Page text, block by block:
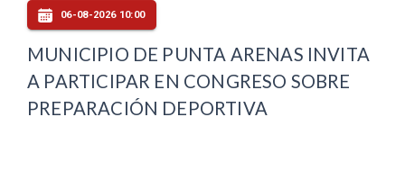
06-08-2026 10:00
MUNICIPIO DE PUNTA ARENAS INVITA
A PARTICIPAR EN CONGRESO SOBRE
PREPARACIÓN DEPORTIVA